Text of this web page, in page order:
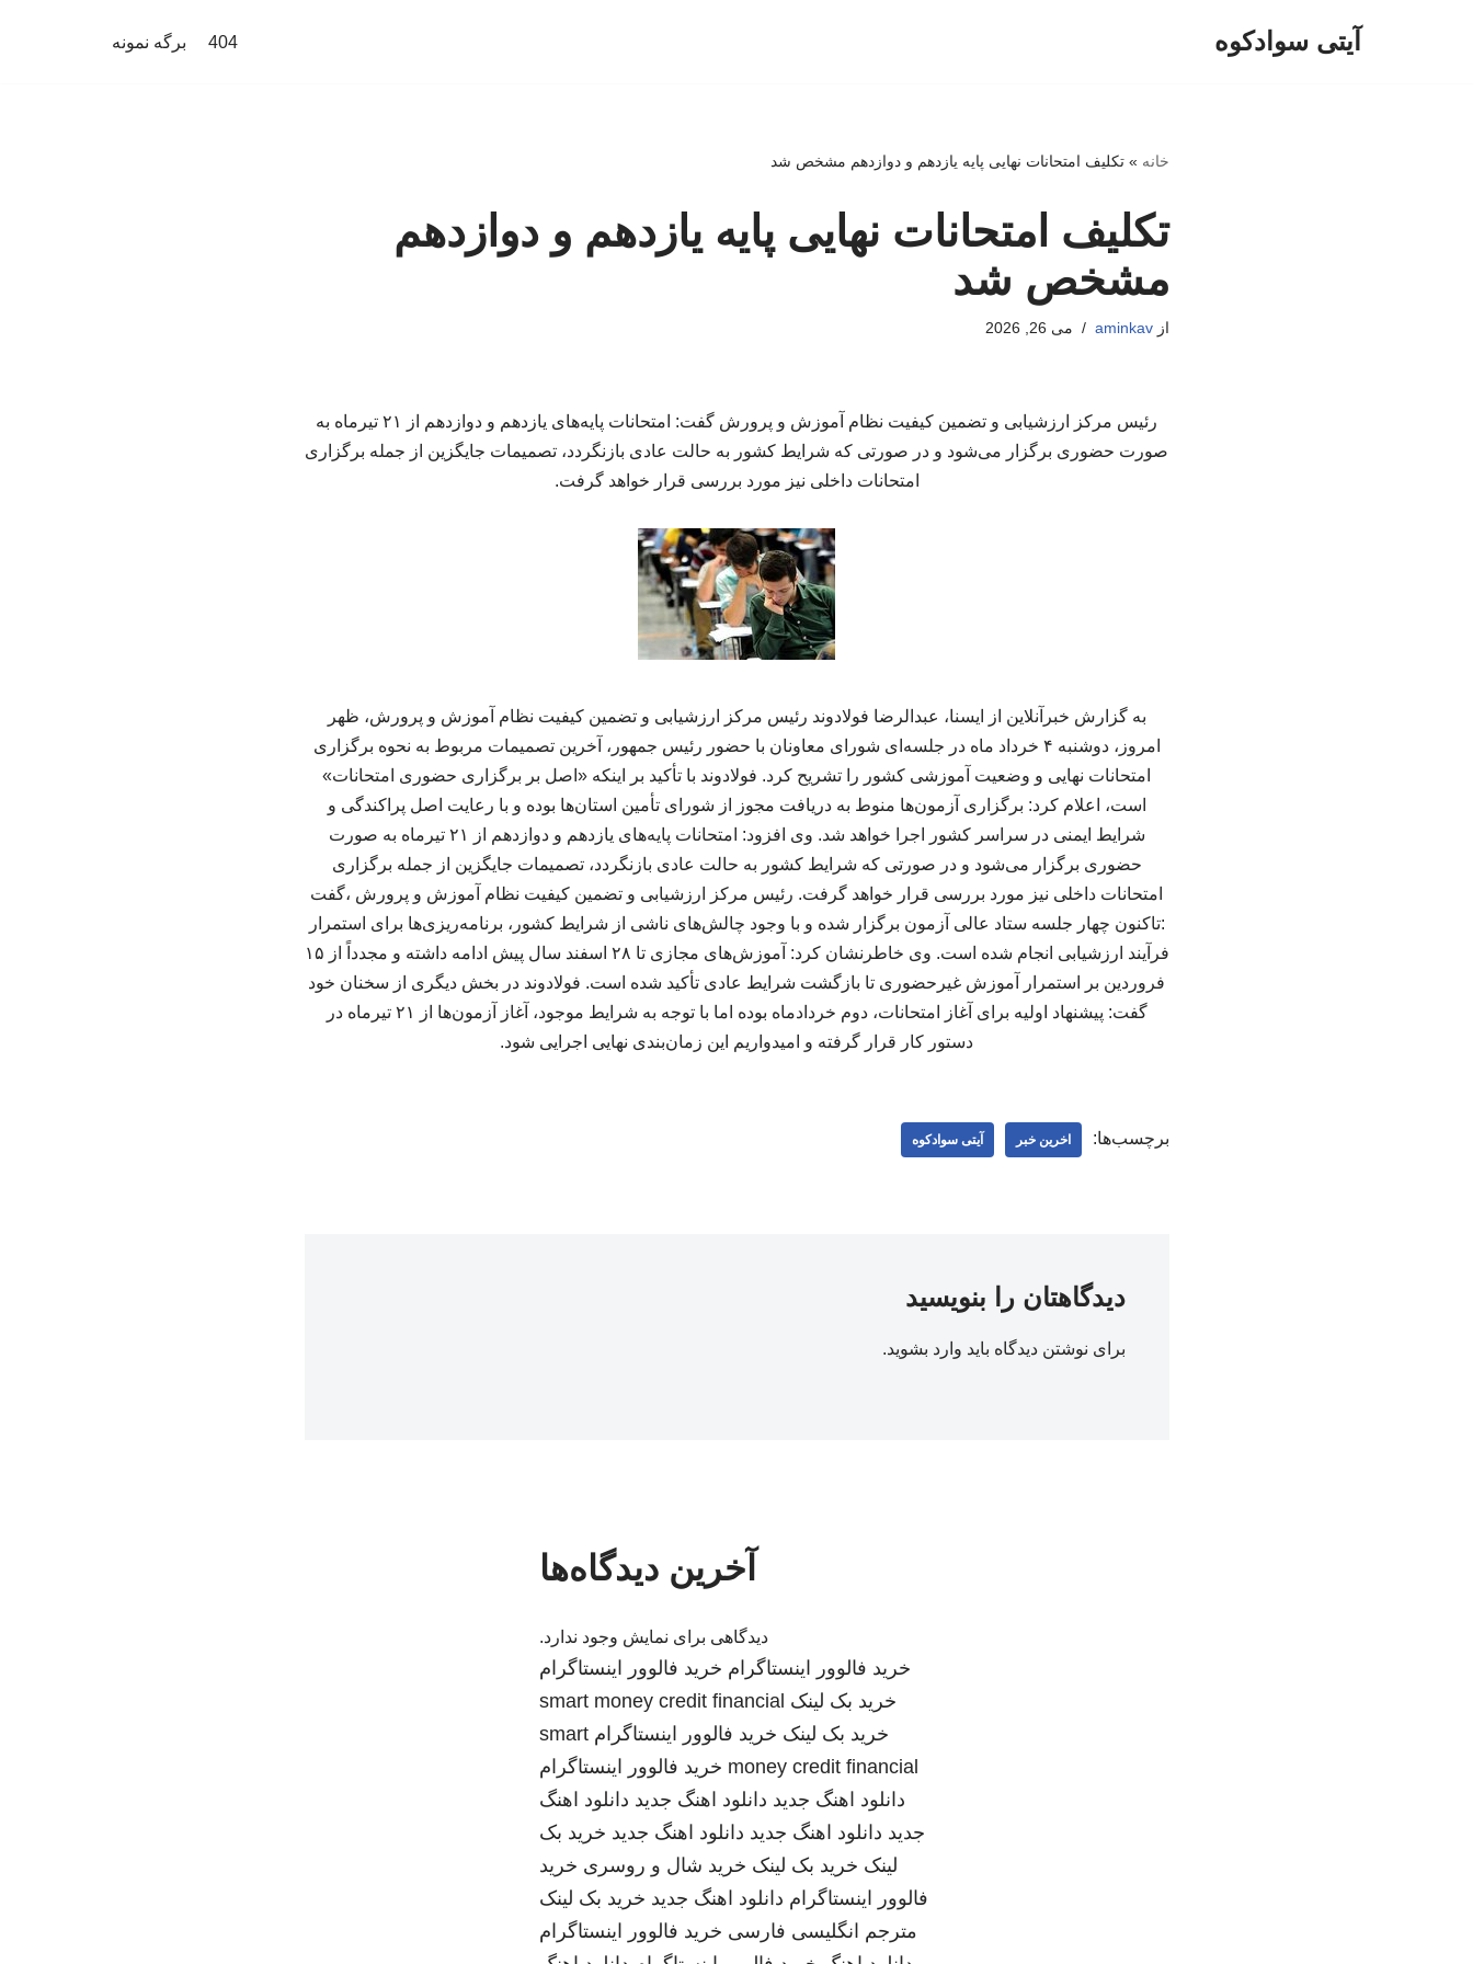
آیتی سوادکوه 404 برگه نمونه
خانه »تکلیف امتحانات نهایی پایه یازدهم و دوازدهم مشخص شد
تکلیف امتحانات نهایی پایه یازدهم و دوازدهم
مشخص شد
ازaminkav می 26, 2026
رئیس مرکز ارزشیابی و تضمین کیفیت نظام آموزش و پرورش گفت: امتحانات پایه‌های یازدهم و دوازدهم از ۲۱ تیرماه به
صورت حضوری برگزار می‌شود و در صورتی که شرایط کشور به حالت عادی بازنگردد، تصمیمات جایگزین از جمله برگزاری
امتحانات داخلی نیز مورد بررسی قرار خواهد گرفت.
به گزارش خبرآنلاین از ایسنا، عبدالرضا فولادوند رئیس مرکز ارزشیابی و تضمین کیفیت نظام آموزش و پرورش، ظهر
امروز، دوشنبه ۴ خرداد ماه در جلسه‌ای شورای معاونان با حضور رئیس جمهور، آخرین تصمیمات مربوط به نحوه برگزاری
امتحانات نهایی و وضعیت آموزشی کشور را تشریح کرد. فولادوند با تأکید بر اینکه «اصل بر برگزاری حضوری امتحانات»
است، اعلام کرد: برگزاری آزمون‌ها منوط به دریافت مجوز از شورای تأمین استان‌ها بوده و با رعایت اصل پراکندگی و
شرایط ایمنی در سراسر کشور اجرا خواهد شد. وی افزود: امتحانات پایه‌های یازدهم و دوازدهم از ۲۱ تیرماه به صورت
حضوری برگزار می‌شود و در صورتی که شرایط کشور به حالت عادی بازنگردد، تصمیمات جایگزین از جمله برگزاری
امتحانات داخلی نیز مورد بررسی قرار خواهد گرفت. رئیس مرکز ارزشیابی و تضمین کیفیت نظام آموزش و پرورش ،گفت
:تاکنون چهار جلسه ستاد عالی آزمون برگزار شده و با وجود چالش‌های ناشی از شرایط کشور، برنامه‌ریزی‌ها برای استمرار
فرآیند ارزشیابی انجام شده است. وی خاطرنشان کرد: آموزش‌های مجازی تا ۲۸ اسفند سال پیش ادامه داشته و مجدداً از ۱۵
فروردین بر استمرار آموزش غیرحضوری تا بازگشت شرایط عادی تأکید شده است. فولادوند در بخش دیگری از سخنان خود
گفت: پیشنهاد اولیه برای آغاز امتحانات، دوم خردادماه بوده اما با توجه به شرایط موجود، آغاز آزمون‌ها از ۲۱ تیرماه در
دستور کار قرار گرفته و امیدواریم این زمان‌بندی نهایی اجرایی شود.
برچسب‌ها: اخرین خبر آیتی سوادکوه
دیدگاهتان را بنویسید
برای نوشتن دیدگاه باید وارد بشوید.
آخرین دیدگاه‌ها
دیدگاهی برای نمایش وجود ندارد.
خرید فالوور اینستاگرام خرید فالوور اینستاگرام
خرید بک لینک smart money credit financial
خرید بک لینک خرید فالوور اینستاگرام smart
money credit financial خرید فالوور اینستاگرام
دانلود اهنگ جدید دانلود اهنگ جدید دانلود اهنگ
جدید دانلود اهنگ جدید دانلود اهنگ جدید خرید بک
لینک خرید بک لینک خرید شال و روسری خرید
فالوور اینستاگرام دانلود اهنگ جدید خرید بک لینک
مترجم انگلیسی فارسی خرید فالوور اینستاگرام